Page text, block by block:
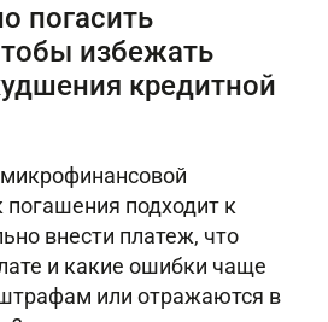
погасить
избежать
кредитной
погашения подходит к
внести платеж, что
и какие ошибки чаще
или отражаются в